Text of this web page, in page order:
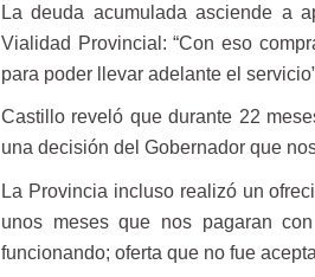
La deuda acumulada asciende a
Vialidad Provincial: “Con eso
para poder llevar adelante el
Castillo reveló que durante 22
una decisión del Gobernador que
La Provincia incluso realizó un
unos meses que nos pagaran
funcionando; oferta que no fue